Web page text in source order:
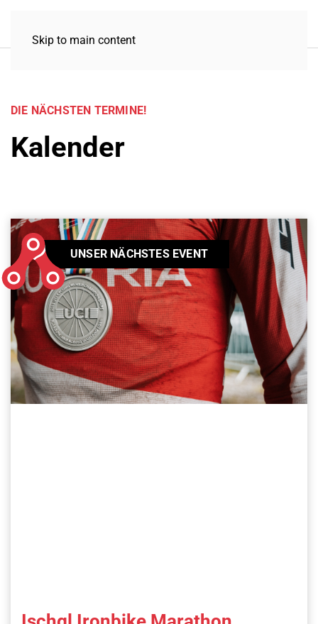
Skip to main content
DIE NÄCHSTEN TERMINE!
Kalender
UNSER NÄCHSTES EVENT